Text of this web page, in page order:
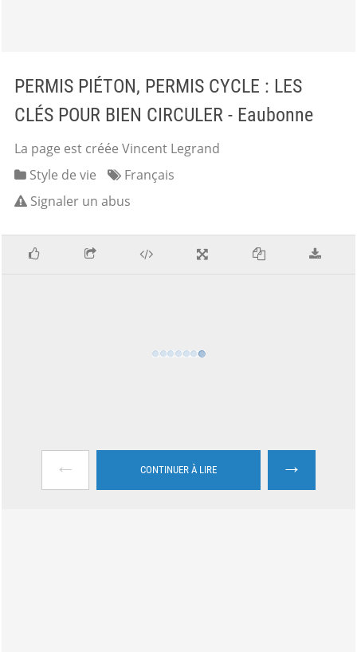
PERMIS PIÉTON, PERMIS CYCLE : LES
CLÉS POUR BIEN CIRCULER - Eaubonne
La page est créée Vincent Legrand
Style de vie
Français
Signaler un abus
← CONTINUER À LIRE →